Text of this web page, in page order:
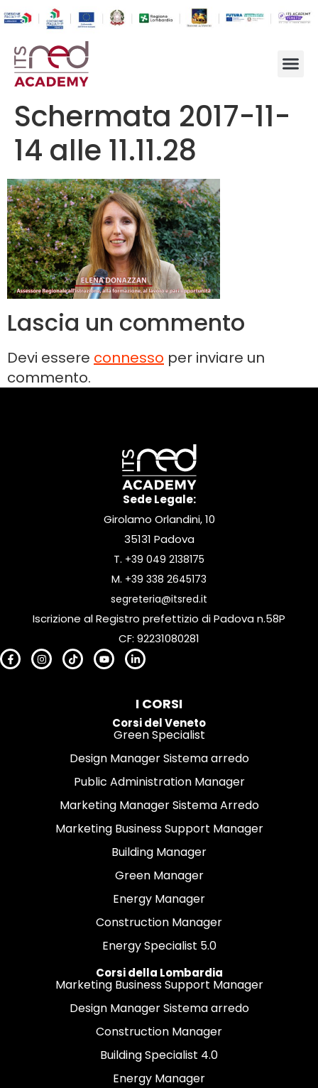
Schermata 2017-11-
14 alle 11.11.28
Lascia un commento
Devi essere connesso per inviare un
commento.
Sede Legale:
Girolamo Orlandini, 10
35131 Padova
T. +39 049 2138175
M. +39 338 2645173
segreteria@itsred.it
Iscrizione al Registro prefettizio di Padova n.58P
CF: 92231080281
I CORSI
Corsi del Veneto
Green Specialist
Design Manager Sistema arredo
Public Administration Manager
Marketing Manager Sistema Arredo
Marketing Business Support Manager
Building Manager
Green Manager
Energy Manager
Construction Manager
Energy Specialist 5.0
Corsi della Lombardia
Marketing Business Support Manager
Design Manager Sistema arredo
Construction Manager
Building Specialist 4.0
Energy Manager